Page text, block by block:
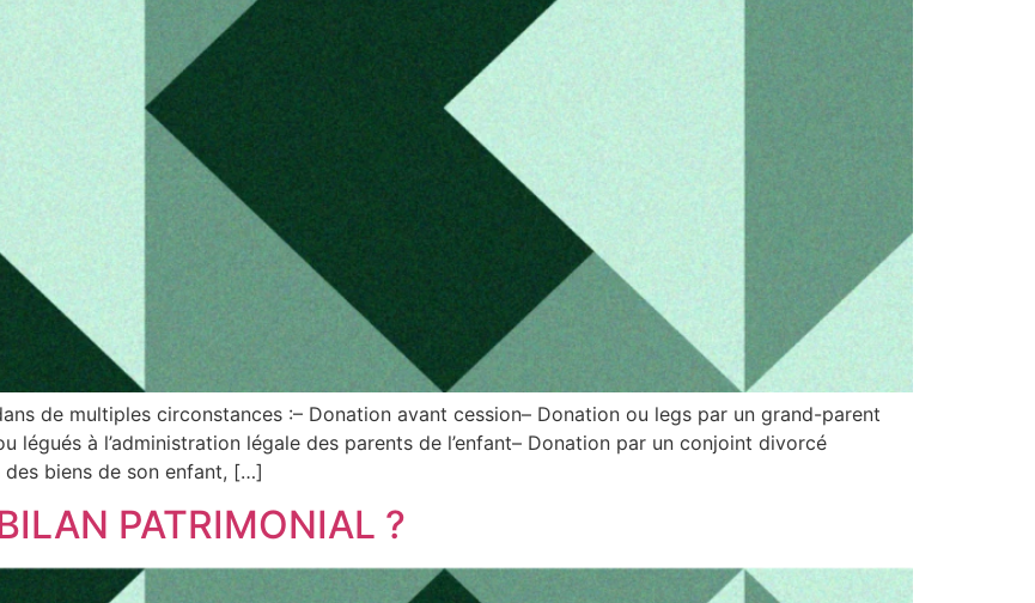
de multiples circonstances :– Donation avant cession– Donation ou legs par un grand-parent
légués à l’administration légale des parents de l’enfant– Donation par un conjoint divorcé
des biens de son enfant, […]
PATRIMONIAL ?